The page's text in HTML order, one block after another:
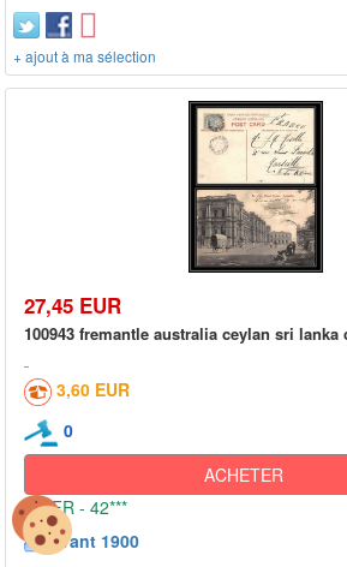
+ ajout à ma sélection
27,45 EUR
100943 fremantle australia ceylan sri lanka
3,60 EUR
0
ACHETER
FR - 42***
Avant 1900